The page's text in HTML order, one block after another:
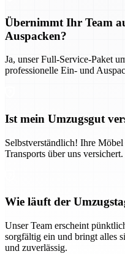
Übernimmt Ihr Team
Auspacken?
Ja, unser Full-Service-Paket
professionelle Ein- und
Ist mein Umzugsgut
Selbstverständlich! Ihre
Transports über uns versichert.
Wie läuft der
Unser Team erscheint
sorgfältig ein und bringt alles
und zuverlässig.